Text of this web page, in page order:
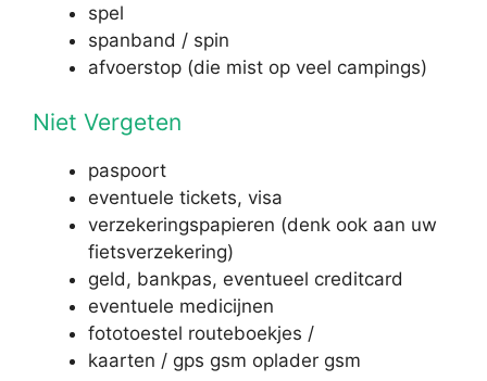
spel
spanband / spin
afvoerstop (die mist op veel campings)
Niet Vergeten
paspoort
eventuele tickets, visa
verzekeringspapieren (denk ook aan uw
fietsverzekering)
geld, bankpas, eventueel creditcard
eventuele medicijnen
fototoestel routeboekjes /
kaarten / gps gsm oplader gsm